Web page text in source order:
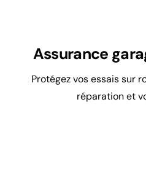
Assurance
Protégez vos essais sur
réparation et